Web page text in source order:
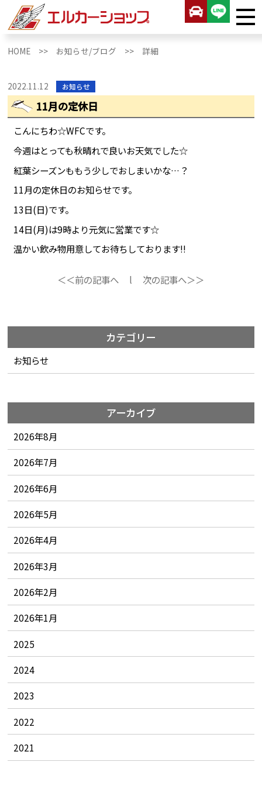
HOME >> お知らせ/ブログ >> 詳細
2022.11.12 お知らせ
11月の定休日
こんにちわ☆WFCです。
今週はとっても秋晴れで良いお天気でした☆
紅葉シーズンももう少しでおしまいかな…？
11月の定休日のお知らせです。
13日(日)です。
14日(月)は9時より元気に営業です☆
温かい飲み物用意してお待ちしております!!
＜＜前の記事へ l 次の記事へ＞＞
カテゴリー
お知らせ
アーカイブ
2026年8月
2026年7月
2026年6月
2026年5月
2026年4月
2026年3月
2026年2月
2026年1月
2025
2024
2023
2022
2021